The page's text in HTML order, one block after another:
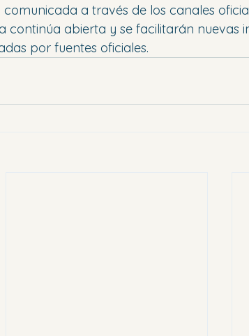
a través de los canales
continúa abierta y se facilitarán nuevas
por fuentes oficiales.